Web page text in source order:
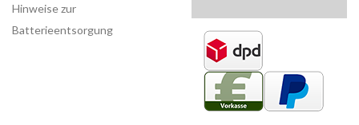
Hinweise zur
Batterieentsorgung